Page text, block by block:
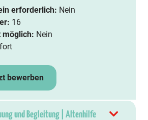
erforderlich: Nein
16
möglich: Nein
bewerben
und Begleitung | Altenhilfe